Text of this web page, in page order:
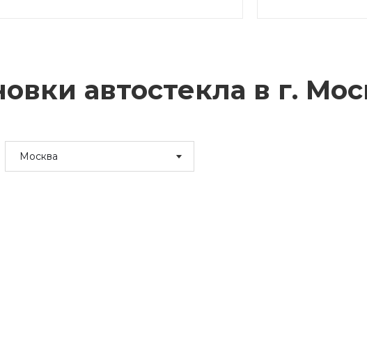
автостекла в г.
Москва